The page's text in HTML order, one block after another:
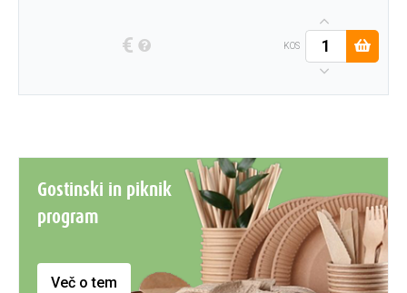
€ KOS
Gostinski in piknik
program
Več o tem